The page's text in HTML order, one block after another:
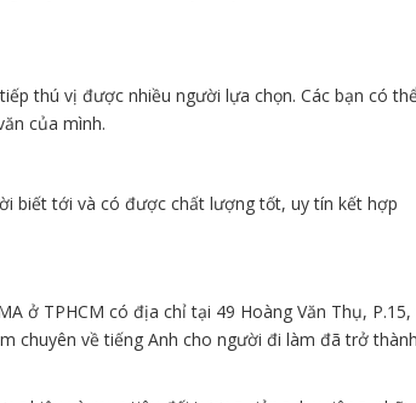
thú vị được nhiều người lựa chọn. Các bạn có
của mình.
biết tới và có được chất lượng tốt, uy tín kết hợp
ở TPHCM có địa chỉ tại 49 Hoàng Văn Thụ, P.15,
chuyên về tiếng Anh cho người đi làm đã trở thành